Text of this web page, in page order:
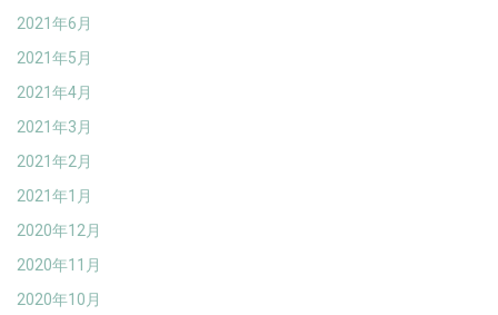
2021年6月
2021年5月
2021年4月
2021年3月
2021年2月
2021年1月
2020年12月
2020年11月
2020年10月